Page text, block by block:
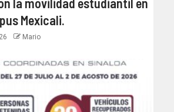
Mexicali.
Mario